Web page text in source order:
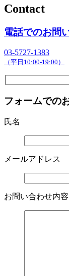
Contact
電話でのお問
03-5727-1383
（平日10:00-19:00）
フォームでの
氏名
メールアドレス
お問い合わせ内容